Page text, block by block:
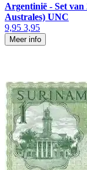
Argentinië - Set
Australes) UNC
9,95 3,95
Meer info